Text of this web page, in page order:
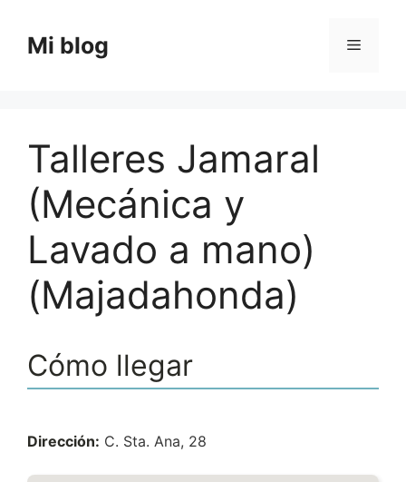
contenido
Mi blog Menú
Talleres Jamaral
(Mecánica y
Lavado a mano)
(Majadahonda)
Cómo llegar
Dirección: C. Sta. Ana, 28